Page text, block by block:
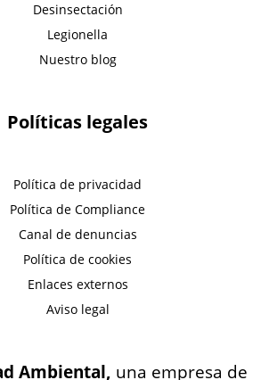
Desinsectación
Legionella
Nuestro blog
Políticas legales
Política de privacidad
Política de Compliance
Canal de denuncias
Política de cookies
Enlaces externos
Aviso legal
Ambiental, una empresa de